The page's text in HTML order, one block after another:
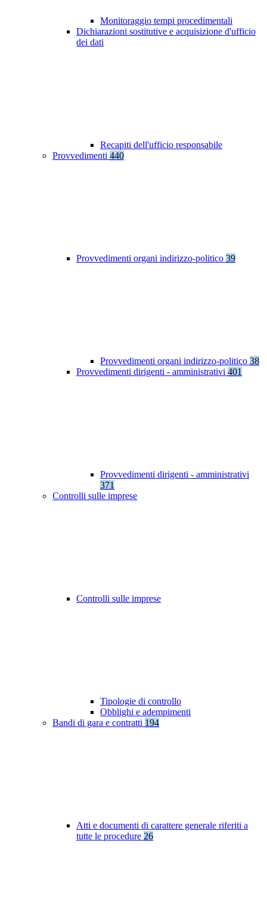
Monitoraggio tempi procedimentali
Dichiarazioni sostitutive e acquisizione d'ufficio
dei dati
Recapiti dell'ufficio responsabile
Provvedimenti 440
Provvedimenti organi indirizzo-politico 39
Provvedimenti organi indirizzo-politico 38
Provvedimenti dirigenti - amministrativi 401
Provvedimenti dirigenti - amministrativi
371
Controlli sulle imprese
Controlli sulle imprese
Tipologie di controllo
Obblighi e adempimenti
Bandi di gara e contratti 194
Atti e documenti di carattere generale riferiti a
tutte le procedure 26